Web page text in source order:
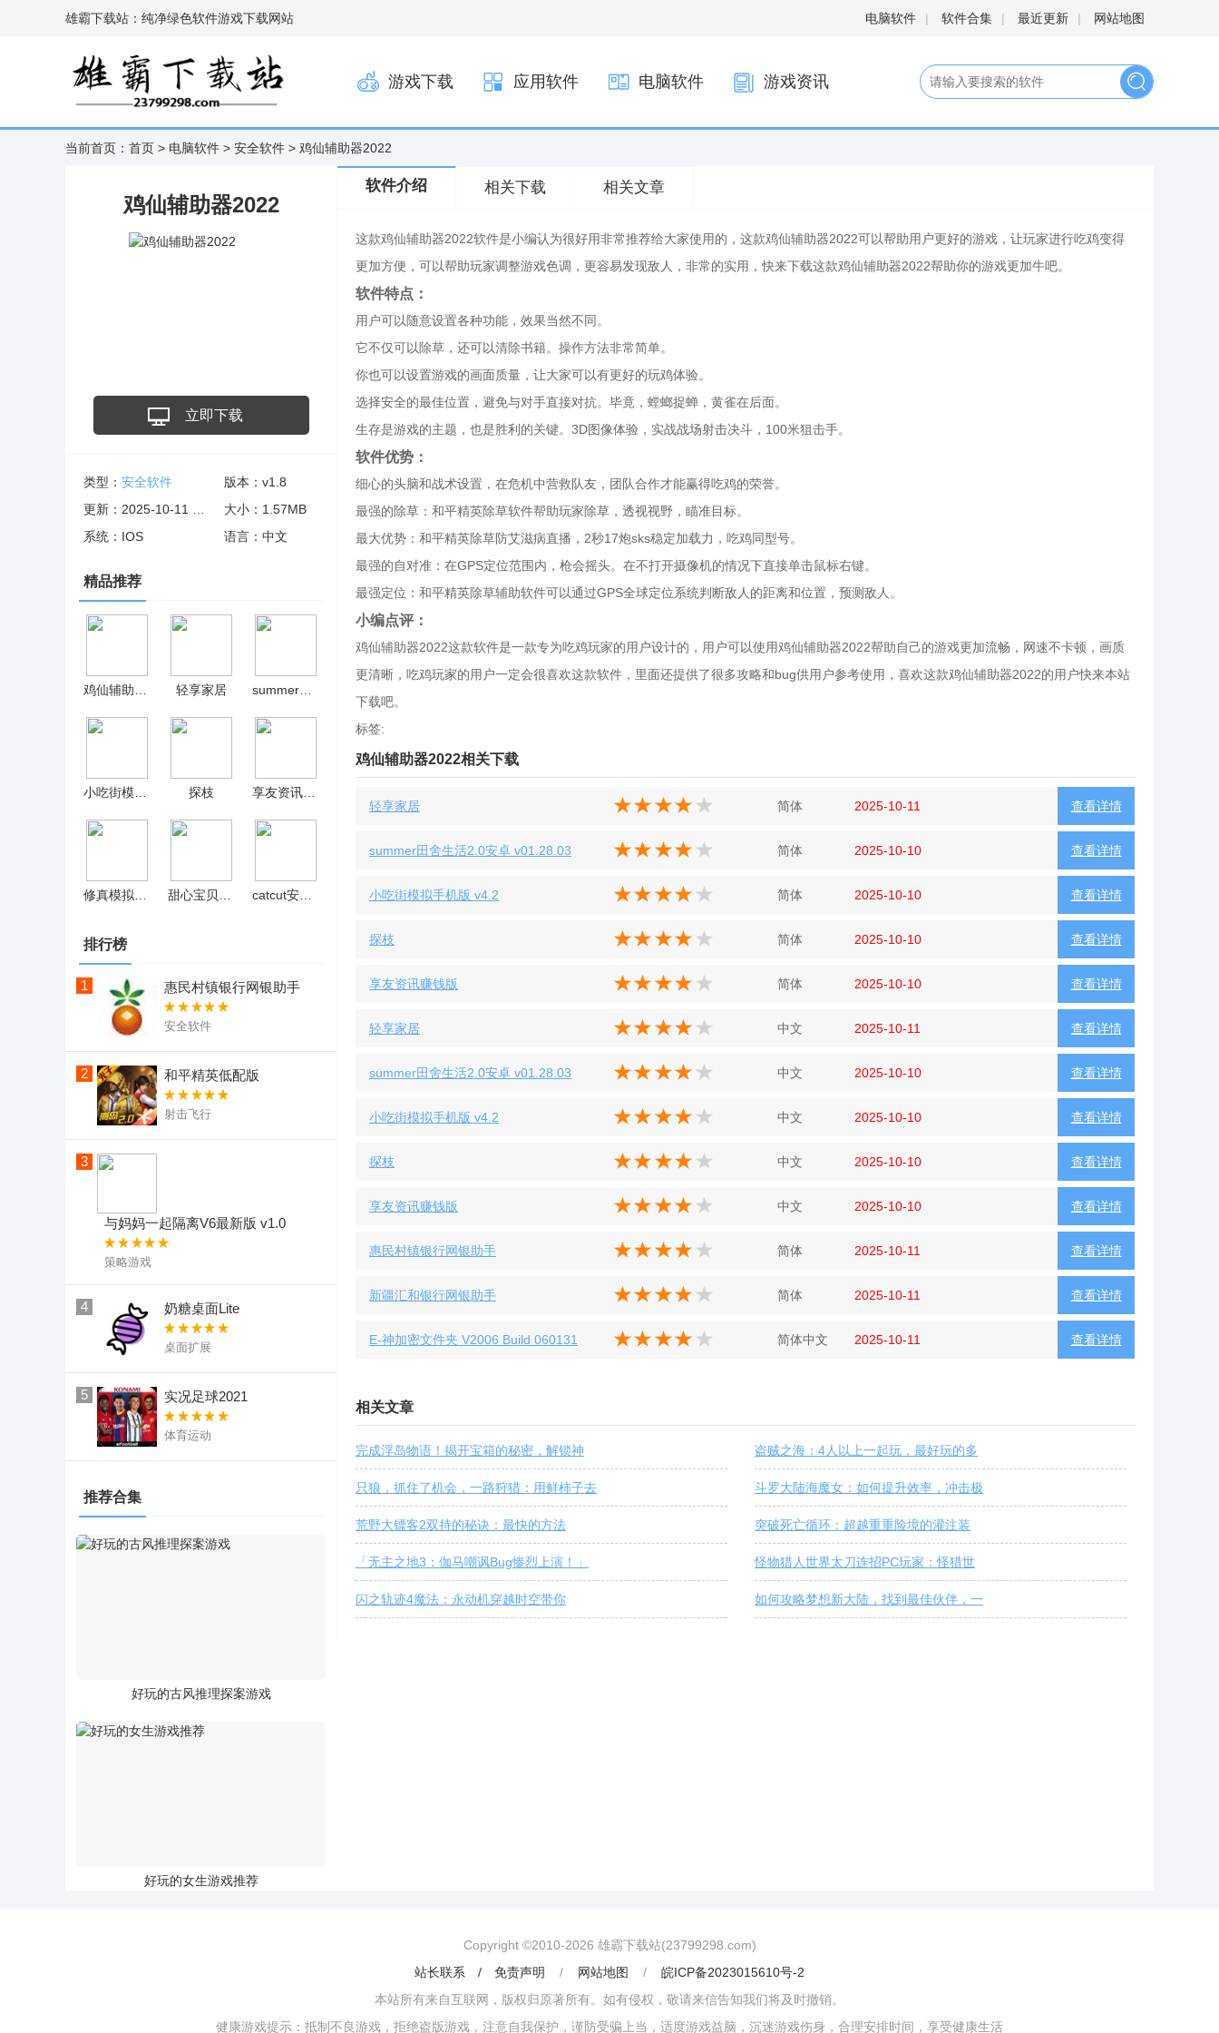
雄霸下载站：纯净绿色软件游戏下载网站 电脑软件 | 软件合集 | 最近更新 | 网站地图
游戏下载 应用软件 电脑软件 游戏资讯
当前首页： 首页 > 电脑软件 > 安全软件 > 鸡仙辅助器2022
鸡仙辅助器2022
立即下载
类型： 安全软件
版本：v1.8
大小：1.57MB
系统：IOS
语言：中文
精品推荐
轻享家居
探枝
排行榜
1 惠民村镇银行网银助手
安全软件
2 和平精英低配版
射击飞行
3
与妈妈一起隔离V6最新版 v1.0
策略游戏
4 奶糖桌面Lite
桌面扩展
5 实况足球2021
体育运动
推荐合集
好玩的古风推理探案游戏
好玩的女生游戏推荐
软件介绍 相关下载 相关文章
这款鸡仙辅助器2022软件是小编认为很好用非常推荐给大家使用的，这款鸡仙辅助器2022可以帮助用户更好的游戏，让玩家进行吃鸡变得
更加方便，可以帮助玩家调整游戏色调，更容易发现敌人，非常的实用，快来下载这款鸡仙辅助器2022帮助你的游戏更加牛吧。
软件特点：
用户可以随意设置各种功能，效果当然不同。
它不仅可以除草，还可以清除书籍。操作方法非常简单。
你也可以设置游戏的画面质量，让大家可以有更好的玩鸡体验。
选择安全的最佳位置，避免与对手直接对抗。毕竟，螳螂捉蝉，黄雀在后面。
生存是游戏的主题，也是胜利的关键。3D图像体验，实战战场射击决斗，100米狙击手。
软件优势：
细心的头脑和战术设置，在危机中营救队友，团队合作才能赢得吃鸡的荣誉。
最强的除草：和平精英除草软件帮助玩家除草，透视视野，瞄准目标。
最大优势：和平精英除草防艾滋病直播，2秒17炮sks稳定加载力，吃鸡同型号。
最强的自对准：在GPS定位范围内，枪会摇头。在不打开摄像机的情况下直接单击鼠标右键。
最强定位：和平精英除草辅助软件可以通过GPS全球定位系统判断敌人的距离和位置，预测敌人。
小编点评：
鸡仙辅助器2022这款软件是一款专为吃鸡玩家的用户设计的，用户可以使用鸡仙辅助器2022帮助自己的游戏更加流畅，网速不卡顿，画质
更清晰，吃鸡玩家的用户一定会很喜欢这款软件，里面还提供了很多攻略和bug供用户参考使用，喜欢这款鸡仙辅助器2022的用户快来本站
下载吧。
标签:
鸡仙辅助器2022相关下载
查看详情
轻享家居 简体 2025-10-11
查看详情
summer田舍生活2.0安卓 v01.28.03 简体 2025-10-10
查看详情
小吃街模拟手机版 v4.2 简体 2025-10-10
查看详情
探枝 简体 2025-10-10
查看详情
享友资讯赚钱版 简体 2025-10-10
查看详情
轻享家居 中文 2025-10-11
查看详情
summer田舍生活2.0安卓 v01.28.03 中文 2025-10-10
查看详情
小吃街模拟手机版 v4.2 中文 2025-10-10
查看详情
探枝 中文 2025-10-10
查看详情
享友资讯赚钱版 中文 2025-10-10
查看详情
惠民村镇银行网银助手 简体 2025-10-11
查看详情
新疆汇和银行网银助手 简体 2025-10-11
查看详情
E-神加密文件夹 V2006 Build 060131 简体中文 2025-10-11
相关文章
完成浮岛物语！揭开宝箱的秘密，解锁神 盗贼之海：4人以上一起玩，最好玩的多
只狼，抓住了机会，一路狩猎：用鲜柿子去 斗罗大陆海魔女：如何提升效率，冲击极
荒野大镖客2双持的秘诀：最快的方法 突破死亡循环：超越重重险境的灌注装
「无主之地3：伽马嘲讽Bug惨烈上演！」 怪物猎人世界太刀连招PC玩家：怪猎世
闪之轨迹4魔法：永动机穿越时空带你 如何攻略梦想新大陆，找到最佳伙伴，一
Copyright ©2010-2026 雄霸下载站(23799298.com)
站长联系 / 免责声明
/ 网站地图 /
皖ICP备2023015610号-2
本站所有来自互联网，版权归原著所有。如有侵权，敬请来信告知我们将及时撤销。
健康游戏提示：抵制不良游戏，拒绝盗版游戏，注意自我保护，谨防受骗上当，适度游戏益脑，沉迷游戏伤身，合理安排时间，享受健康生活